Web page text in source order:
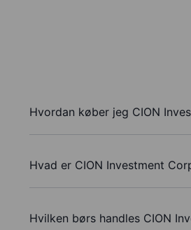
Hvordan køber jeg CION
Hvad er CION Investment
Hvilken børs handles CION